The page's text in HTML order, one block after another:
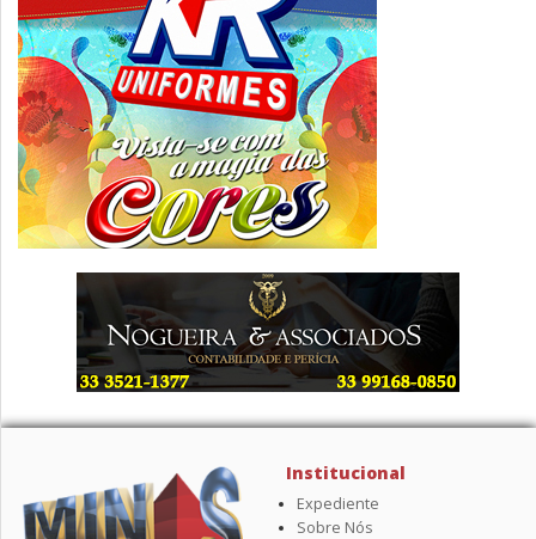
Institucional
Expediente
Sobre Nós